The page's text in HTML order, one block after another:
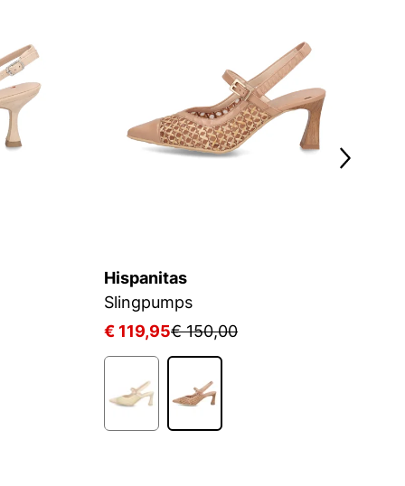
Hispanitas
Slingpumps
€ 119,95€ 150,00